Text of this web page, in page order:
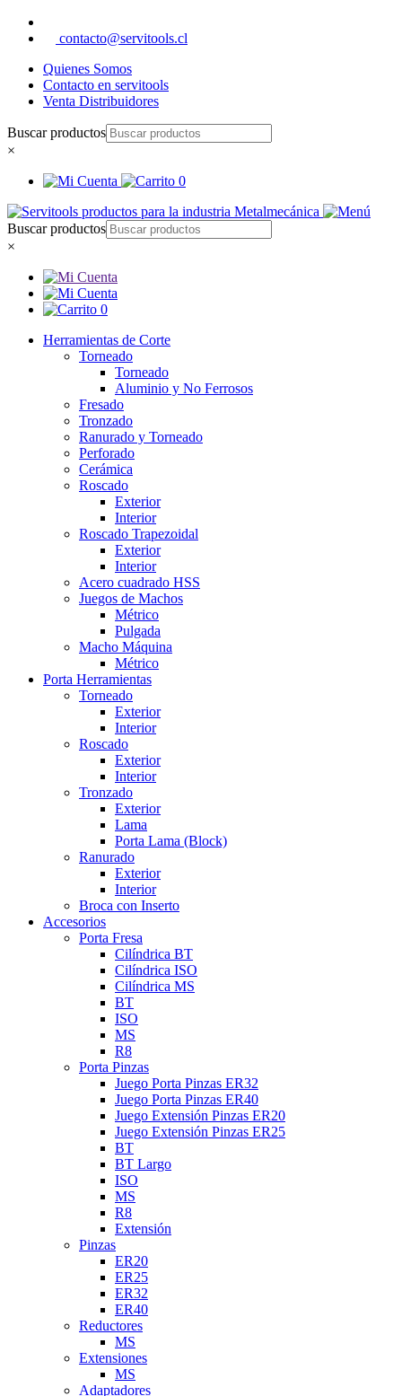
contacto@servitools.cl
Quienes Somos
Contacto en servitools
Venta Distribuidores
Buscar productos
×
0
Buscar productos
×
0
Herramientas de Corte
Torneado
Torneado
Aluminio y No Ferrosos
Fresado
Tronzado
Ranurado y Torneado
Perforado
Cerámica
Roscado
Exterior
Interior
Roscado Trapezoidal
Exterior
Interior
Acero cuadrado HSS
Juegos de Machos
Métrico
Pulgada
Macho Máquina
Métrico
Porta Herramientas
Torneado
Exterior
Interior
Roscado
Exterior
Interior
Tronzado
Exterior
Lama
Porta Lama (Block)
Ranurado
Exterior
Interior
Broca con Inserto
Accesorios
Porta Fresa
Cilíndrica BT
Cilíndrica ISO
Cilíndrica MS
BT
ISO
MS
R8
Porta Pinzas
Juego Porta Pinzas ER32
Juego Porta Pinzas ER40
Juego Extensión Pinzas ER20
Juego Extensión Pinzas ER25
BT
BT Largo
ISO
MS
R8
Extensión
Pinzas
ER20
ER25
ER32
ER40
Reductores
MS
Extensiones
MS
Adaptadores